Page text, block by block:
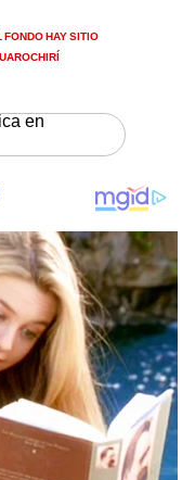
FONDO HAY SITIO
en